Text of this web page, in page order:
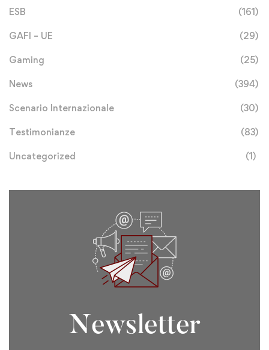
ESB (161)
GAFI – UE (29)
Gaming (25)
News (394)
Scenario Internazionale (30)
Testimonianze (83)
Uncategorized (1)
Newsletter